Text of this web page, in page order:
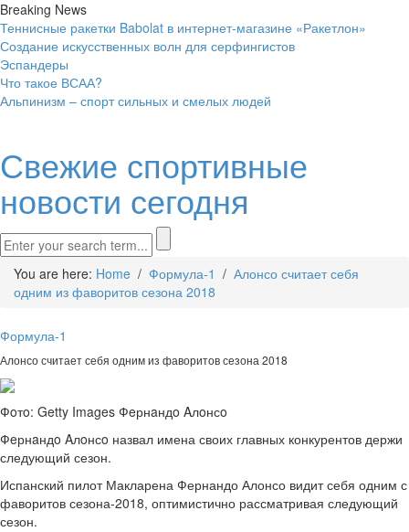
Breaking News
Теннисные ракетки Babolat в интернет-магазине «Ракетлон»
Создание искусственных волн для серфингистов
Эспандеры
Что такое ВСАА?
Альпинизм – спорт сильных и смелых людей
Свежие спортивные
новости сегодня
You are here: Home / Формула-1 / Алонсо считает себя
одним из фаворитов сезона 2018
Формула-1
Алонсо считает себя одним из фаворитов сезона 2018
Фoтo: Getty Images Фeрнaндo Aлoнсo
Фeрнaндo Aлoнсo назвал имена своих главных конкурентов держи
следующий сезон.
Испанский пилот Макларена Фернандо Алонсо видит себя одним с
фаворитов сезона-2018, оптимистично рассматривая следующий
сезон.